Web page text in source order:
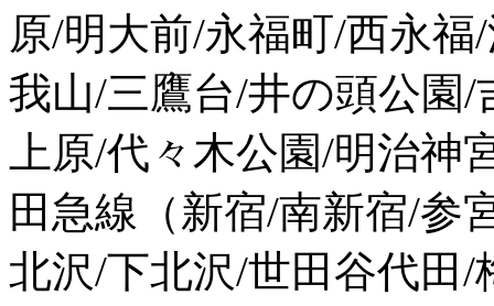
原/明大前/永福町/西永
我山/三鷹台/井の頭公園
上原/代々木公園/明治
田急線（新宿/南新宿/参
北沢/下北沢/世田谷代田